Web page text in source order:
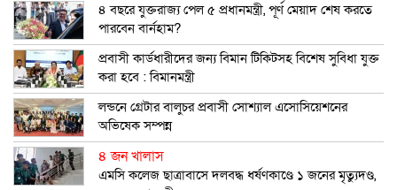
৪ বছরে যুক্তরাজ্য পেল ৫ প্রধানমন্ত্রী, পূর্ণ মেয়াদ শেষ করতে
পারবেন বার্নহাম?
প্রবাসী কার্ডধারীদের জন্য বিমান টিকিটসহ বিশেষ সুবিধা যুক্ত
করা হবে : বিমানমন্ত্রী
লন্ডনে গ্রেটার বালুচর প্রবাসী সোশ্যাল এসোসিয়েশনের
অভিষেক সম্পন্ন
৪ জন খালাস
এমসি কলেজ ছাত্রাবাসে দলবদ্ধ ধর্ষণকাণ্ডে ১ জনের মৃত্যুদণ্ড,